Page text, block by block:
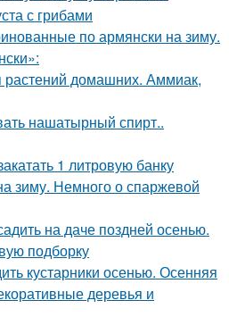
с грибами
по армянски на зиму.
домашних. Аммиак,
нашатырный спирт..
1 литровую банку
зиму. Немного о спаржевой
на даче поздней осенью.
подборку
кустарники осенью. Осенняя
деревья и